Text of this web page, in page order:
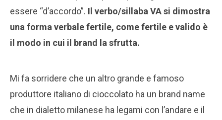
essere “d’accordo”. Il verbo/sillaba VA si dimostra
una forma verbale fertile, come fertile e valido è
il modo in cui il brand la sfrutta.
Mi fa sorridere che un altro grande e famoso
produttore italiano di cioccolato ha un brand name
che in dialetto milanese ha legami con l’andare e il